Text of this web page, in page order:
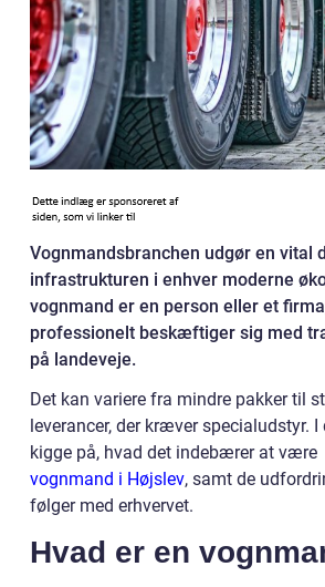
Vognmandsbranchen udgør en vital
infrastrukturen i enhver moderne
vognmand er en person eller et
professionelt beskæftiger sig med
på landeveje.
Det kan variere fra mindre pakker til
leverancer, der kræver specialudstyr.
kigge på, hvad det indebærer at være
vognmand i Højslev, samt de
følger med erhvervet.
Hvad er en